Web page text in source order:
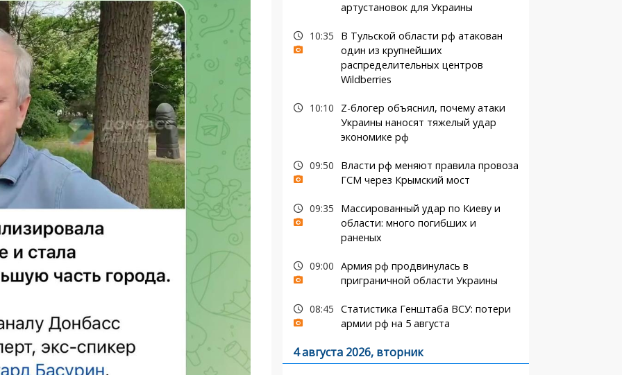
артустановок для Украины
10:35
В Тульской области рф атакован
один из крупнейших
распределительных центров
Wildberries
10:10
Z-блогер объяснил, почему атаки
Украины наносят тяжелый удар
экономике рф
09:50
Власти рф меняют правила провоза
ГСМ через Крымский мост
09:35
Массированный удар по Киеву и
области: много погибших и
раненых
09:00 Армия рф продвинулась в
приграничной области Украины
08:45 Статистика Генштаба ВСУ: потери
армии рф на 5 августа
4 августа 2026, вторник